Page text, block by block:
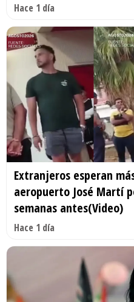
Hace 1 día
Extranjeros esperan
aeropuerto José Martí
semanas antes(Video)
Hace 1 día